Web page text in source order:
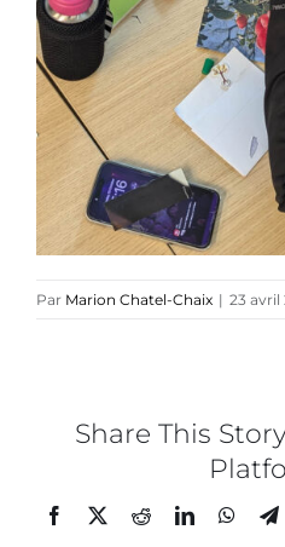
Blog
TEDx
À-propos
Par Marion Chatel-Chaix | 23 avril
Share This
Facebook
TwitterRedditLinkedIn